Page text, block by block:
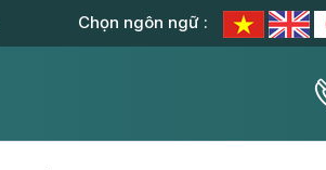
Chọn ngôn ngữ :